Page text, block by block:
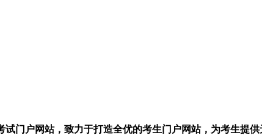
门户网站，致力于打造全优的考生门户网站，为考生提供